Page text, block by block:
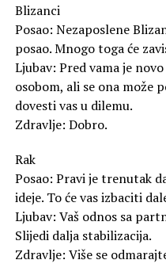
Blizanci
Posao: Nezaposlene
posao. Mnogo toga će
Ljubav: Pred vama je
osobom, ali se ona može
dovesti vas u dilemu.
Zdravlje: Dobro.
Rak
Posao: Pravi je trenutak
ideje. To će vas izbaciti
Ljubav: Vaš odnos sa
Slijedi dalja stabilizacija.
Zdravlje: Više se